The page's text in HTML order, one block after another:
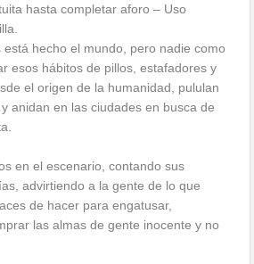
hasta completar aforo – Uso
hecho el mundo, pero nadie como
esos hábitos de pillos, estafadores y
el origen de la humanidad, pululan
anidan en las ciudades en busca de
en el escenario, contando sus
advirtiendo a la gente de lo que
de hacer para engatusar,
las almas de gente inocente y no